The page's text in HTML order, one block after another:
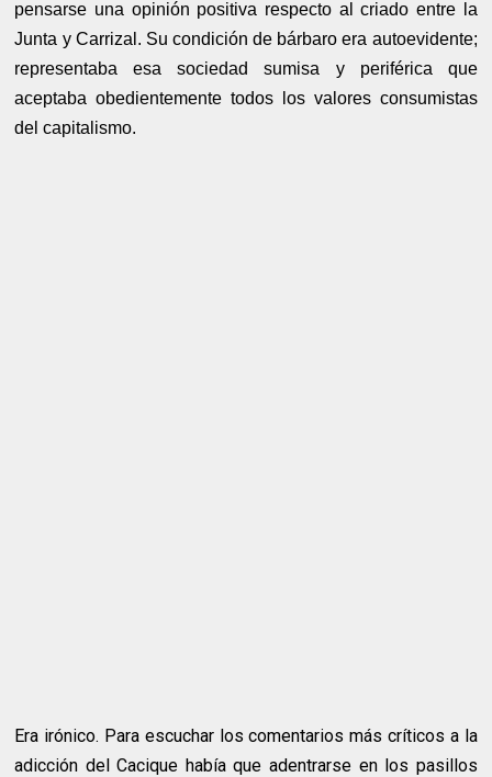
pensarse una opinión positiva respecto al criado entre la
Junta y Carrizal. Su condición de bárbaro era autoevidente;
representaba esa sociedad sumisa y periférica que
aceptaba obedientemente todos los valores consumistas
del capitalismo.
Era irónico. Para escuchar los comentarios más críticos a la
adicción del Cacique había que adentrarse en los pasillos